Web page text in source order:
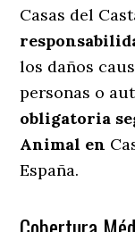
Casas del
los daños
personas o
obligatoria
Animal en
España.